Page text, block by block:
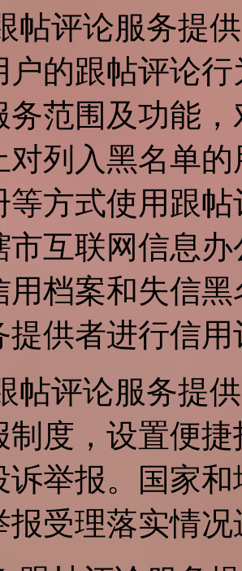
帖评论服务提
户的跟帖评论
务范围及功能
对列入黑名单
等方式使用跟
市互联网信息
用档案和失信
提供者进行信用
帖评论服务提
制度，设置便
诉举报。国家
报受理落实情